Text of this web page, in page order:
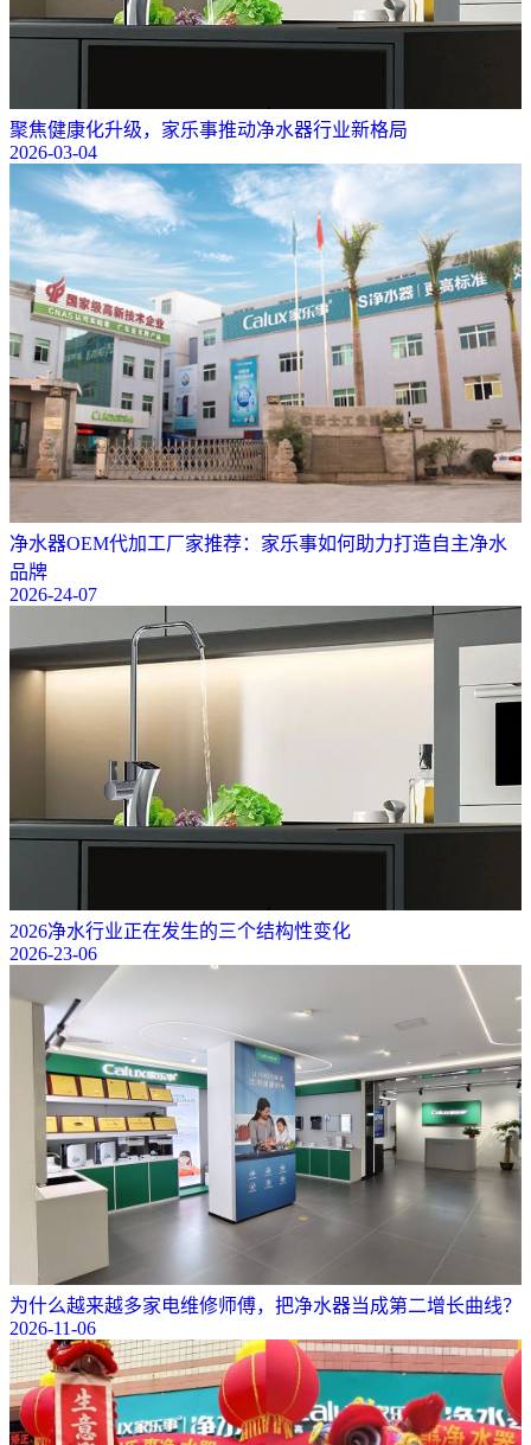
聚焦健康化升级，家乐事推动净水器行业新格局
2026-03-04
净水器OEM代加工厂家推荐：家乐事如何助力打造自主净水
品牌
2026-24-07
2026净水行业正在发生的三个结构性变化
2026-23-06
为什么越来越多家电维修师傅，把净水器当成第二增长曲线？
2026-11-06